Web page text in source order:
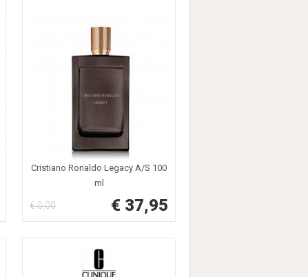
Cristiano Ronaldo Legacy A/S 100
ml
€ 0,00 € 37,95